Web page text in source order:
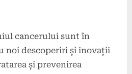
cancerului sunt în
noi descoperiri și inovații
și prevenirea